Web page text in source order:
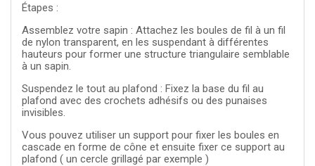
Étapes :
Assemblez votre sapin : Attachez les boules de fil à un fil
de nylon transparent, en les suspendant à différentes
hauteurs pour former une structure triangulaire semblable
à un sapin.
Suspendez le tout au plafond : Fixez la base du fil au
plafond avec des crochets adhésifs ou des punaises
invisibles.
Vous pouvez utiliser un support pour fixer les boules en
cascade en forme de cône et ensuite fixer ce support au
plafond ( un cercle grillagé par exemple )